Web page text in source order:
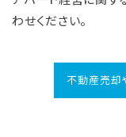
わせください。
不動産売却